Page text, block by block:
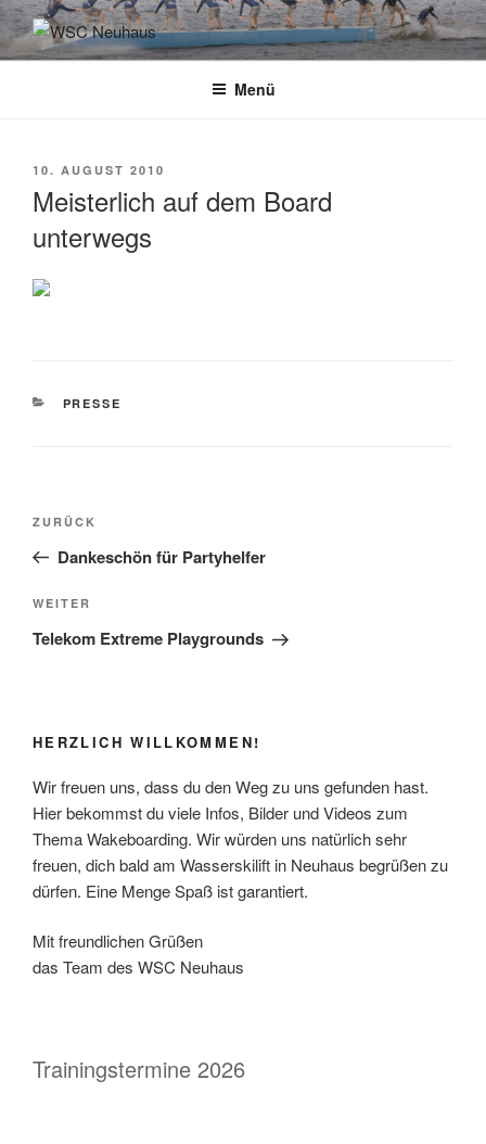
Zum
Inhalt
springenWSC NEUHAUS
Der Verein mit dem Haus am See
Menü
VERÖFFENTLICHT
10. AUGUST 2010
Meisterlich auf dem Board
unterwegs
KATEGORIEN
PRESSE
Beitragsnavigation
Vorheriger
Beitrag
ZURÜCK
Dankeschön für Partyhelfer
Nächster
Beitrag
WEITER
Telekom Extreme Playgrounds
HERZLICH WILLKOMMEN!
Wir freuen uns, dass du den Weg zu uns gefunden hast.
Hier bekommst du viele Infos, Bilder und Videos zum
Thema Wakeboarding. Wir würden uns natürlich sehr
freuen, dich bald am Wasserskilift in Neuhaus begrüßen zu
dürfen. Eine Menge Spaß ist garantiert.
Mit freundlichen Grüßen
das Team des WSC Neuhaus
Trainingstermine 2026